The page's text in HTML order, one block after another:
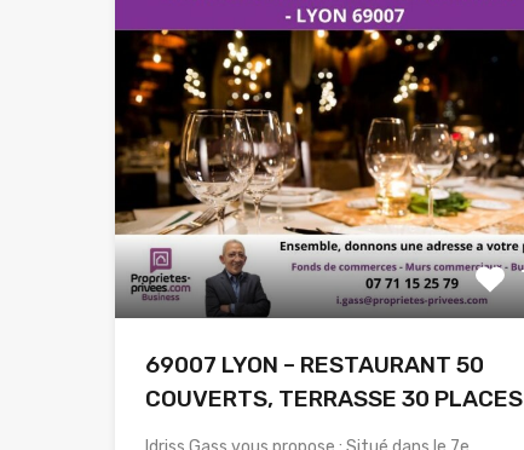
69007 LYON – RESTAURANT 50
COUVERTS, TERRASSE 30 PLACES